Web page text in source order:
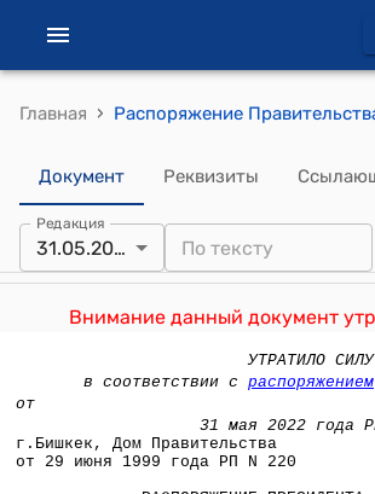
Главная ›
Документ Реквизиты
Редакция
31.05.2022
Внимание данный документ